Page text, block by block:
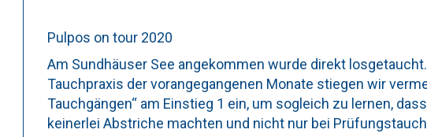
Pulpos on tour 2020
Am Sundhäuser See angekommen wurde direkt
Tauchpraxis der vorangegangenen Monate stiegen wir
Tauchgängen“ am Einstieg 1 ein, um sogleich zu lernen,
keinerlei Abstriche machten und nicht nur bei